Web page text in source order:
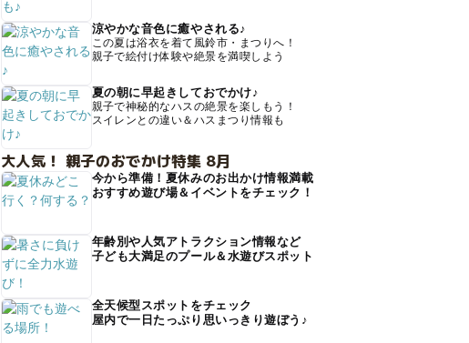
涼やかな音色に癒やされる♪
この夏は浴衣を着て風鈴市・まつりへ！
親子で絵付け体験や絶景を満喫しよう
夏の朝に早起きしておでかけ♪
親子で神秘的なハスの絶景を楽しもう！
スイレンとの違い＆ハスまつり情報も
大人気！ 親子のおでかけ特集 8月
今から準備！夏休みのお出かけ情報満載
おすすめ遊び場＆イベントをチェック！
年齢別や人気アトラクション情報など
子ども大満足のプール＆水遊びスポット
全天候型スポットをチェック
屋内で一日たっぷり思いっきり遊ぼう♪